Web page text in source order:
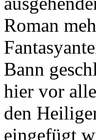
Roman
Bann
hier vor
den
eingefügt